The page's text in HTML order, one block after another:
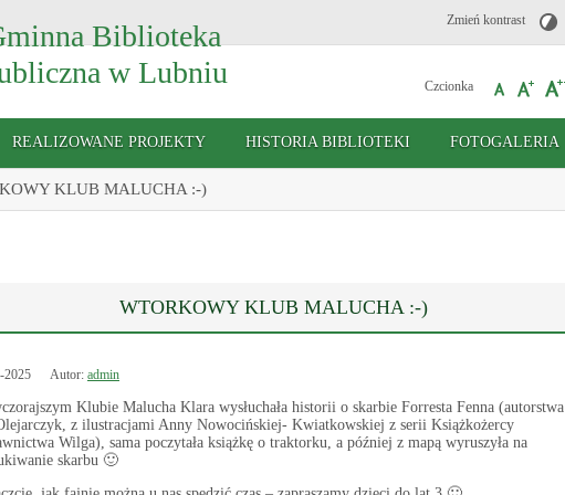
Biblioteka
w Lubniu
Zmień kontrast
Czcionka
REALIZOWANE PROJEKTY HISTORIA BIBLIOTEKI FOTOGALERIA
KLUB MALUCHA :-)
WTORKOWY KLUB MALUCHA :-)
2025 Autor: admin
Klubie Malucha Klara wysłuchała historii o skarbie Forresta Fenna (autorstwa
z ilustracjami Anny Nowocińskiej- Kwiatkowskiej z serii Książkożercy
Wilga), sama poczytała książkę o traktorku, a później z mapą wyruszyła na
skarbu 🙂